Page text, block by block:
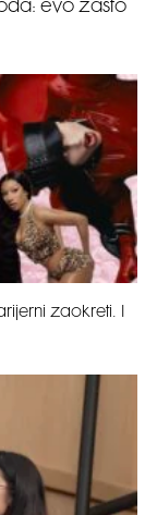
evo zašto
zaokreti. I